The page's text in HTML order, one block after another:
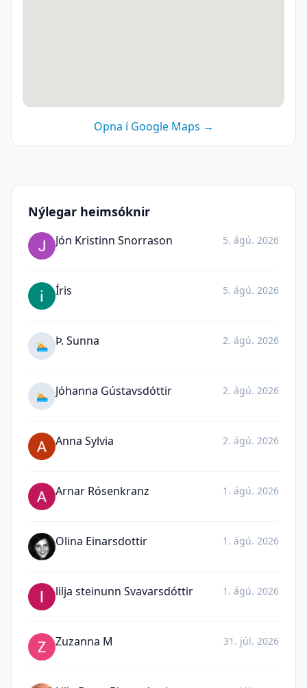
Opna í Google Maps →
Nýlegar heimsóknir
Jón Kristinn Snorrason 5. ágú. 2026
Íris 5. ágú. 2026
🏊 Þ. Sunna 2. ágú. 2026
🏊 Jóhanna Gústavsdóttir 2. ágú. 2026
Anna Sylvia 2. ágú. 2026
Arnar Rósenkranz 1. ágú. 2026
Olina Einarsdottir 1. ágú. 2026
lilja steinunn Svavarsdóttir 1. ágú. 2026
Zuzanna M 31. júl. 2026